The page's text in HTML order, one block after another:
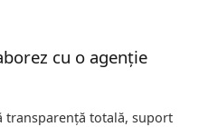
cu o agenție
transparență totală, suport